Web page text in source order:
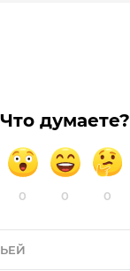
Что думаете?
0 0 0